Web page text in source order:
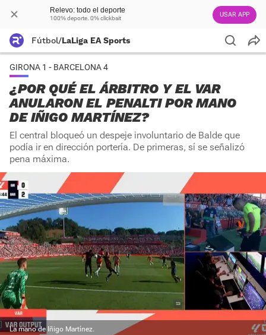
Relevo: todo el deporte
100% deporte. 0% clickbait USAR APP
Fútbol/LaLiga EA Sports
GIRONA 1 - BARCELONA 4
¿POR QUÉ EL ÁRBITRO Y EL VAR
ANULARON EL PENALTI POR MANO
DE IÑIGO MARTÍNEZ?
El central bloqueó un despeje involuntario de Balde que
podía ir en dirección portería. De primeras, sí se señalizó
pena máxima.
La mano de Iñigo Martínez.